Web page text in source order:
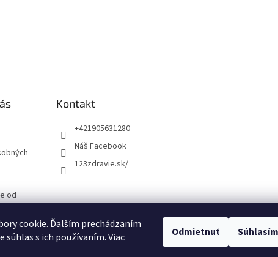
cookie. Ďalším prechádzaním
s ich používaním. Viac
Odmietnuť Súhlasím
od
Kontakt
+421905631280
Náš Facebook
123zdravie.sk/